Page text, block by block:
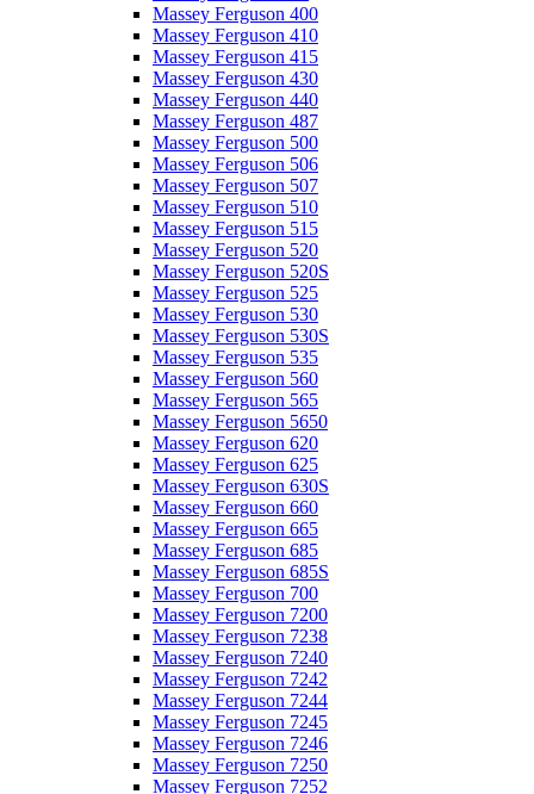
Massey Ferguson 400
Massey Ferguson 410
Massey Ferguson 415
Massey Ferguson 430
Massey Ferguson 440
Massey Ferguson 487
Massey Ferguson 500
Massey Ferguson 506
Massey Ferguson 507
Massey Ferguson 510
Massey Ferguson 515
Massey Ferguson 520
Massey Ferguson 520S
Massey Ferguson 525
Massey Ferguson 530
Massey Ferguson 530S
Massey Ferguson 535
Massey Ferguson 560
Massey Ferguson 565
Massey Ferguson 5650
Massey Ferguson 620
Massey Ferguson 625
Massey Ferguson 630S
Massey Ferguson 660
Massey Ferguson 665
Massey Ferguson 685
Massey Ferguson 685S
Massey Ferguson 700
Massey Ferguson 7200
Massey Ferguson 7238
Massey Ferguson 7240
Massey Ferguson 7242
Massey Ferguson 7244
Massey Ferguson 7245
Massey Ferguson 7246
Massey Ferguson 7250
Massey Ferguson 7252